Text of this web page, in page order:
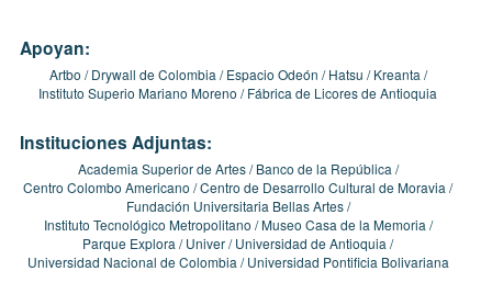
Apoyan:
Artbo Drywall de Colombia Espacio Odeón Hatsu
Kreanta
Instituto Superio Mariano Moreno
Fábrica de Licores de Antioquia
Instituciones Adjuntas:
Academia Superior de Artes
Banco de la República
Centro Colombo Americano Centro de Desarrollo Cultural de Moravia
Fundación Universitaria Bellas Artes
Instituto Tecnológico Metropolitano Museo Casa de la Memoria
Parque Explora
Univer Universidad de Antioquia
Universidad Nacional de Colombia
Universidad Pontificia Bolivariana